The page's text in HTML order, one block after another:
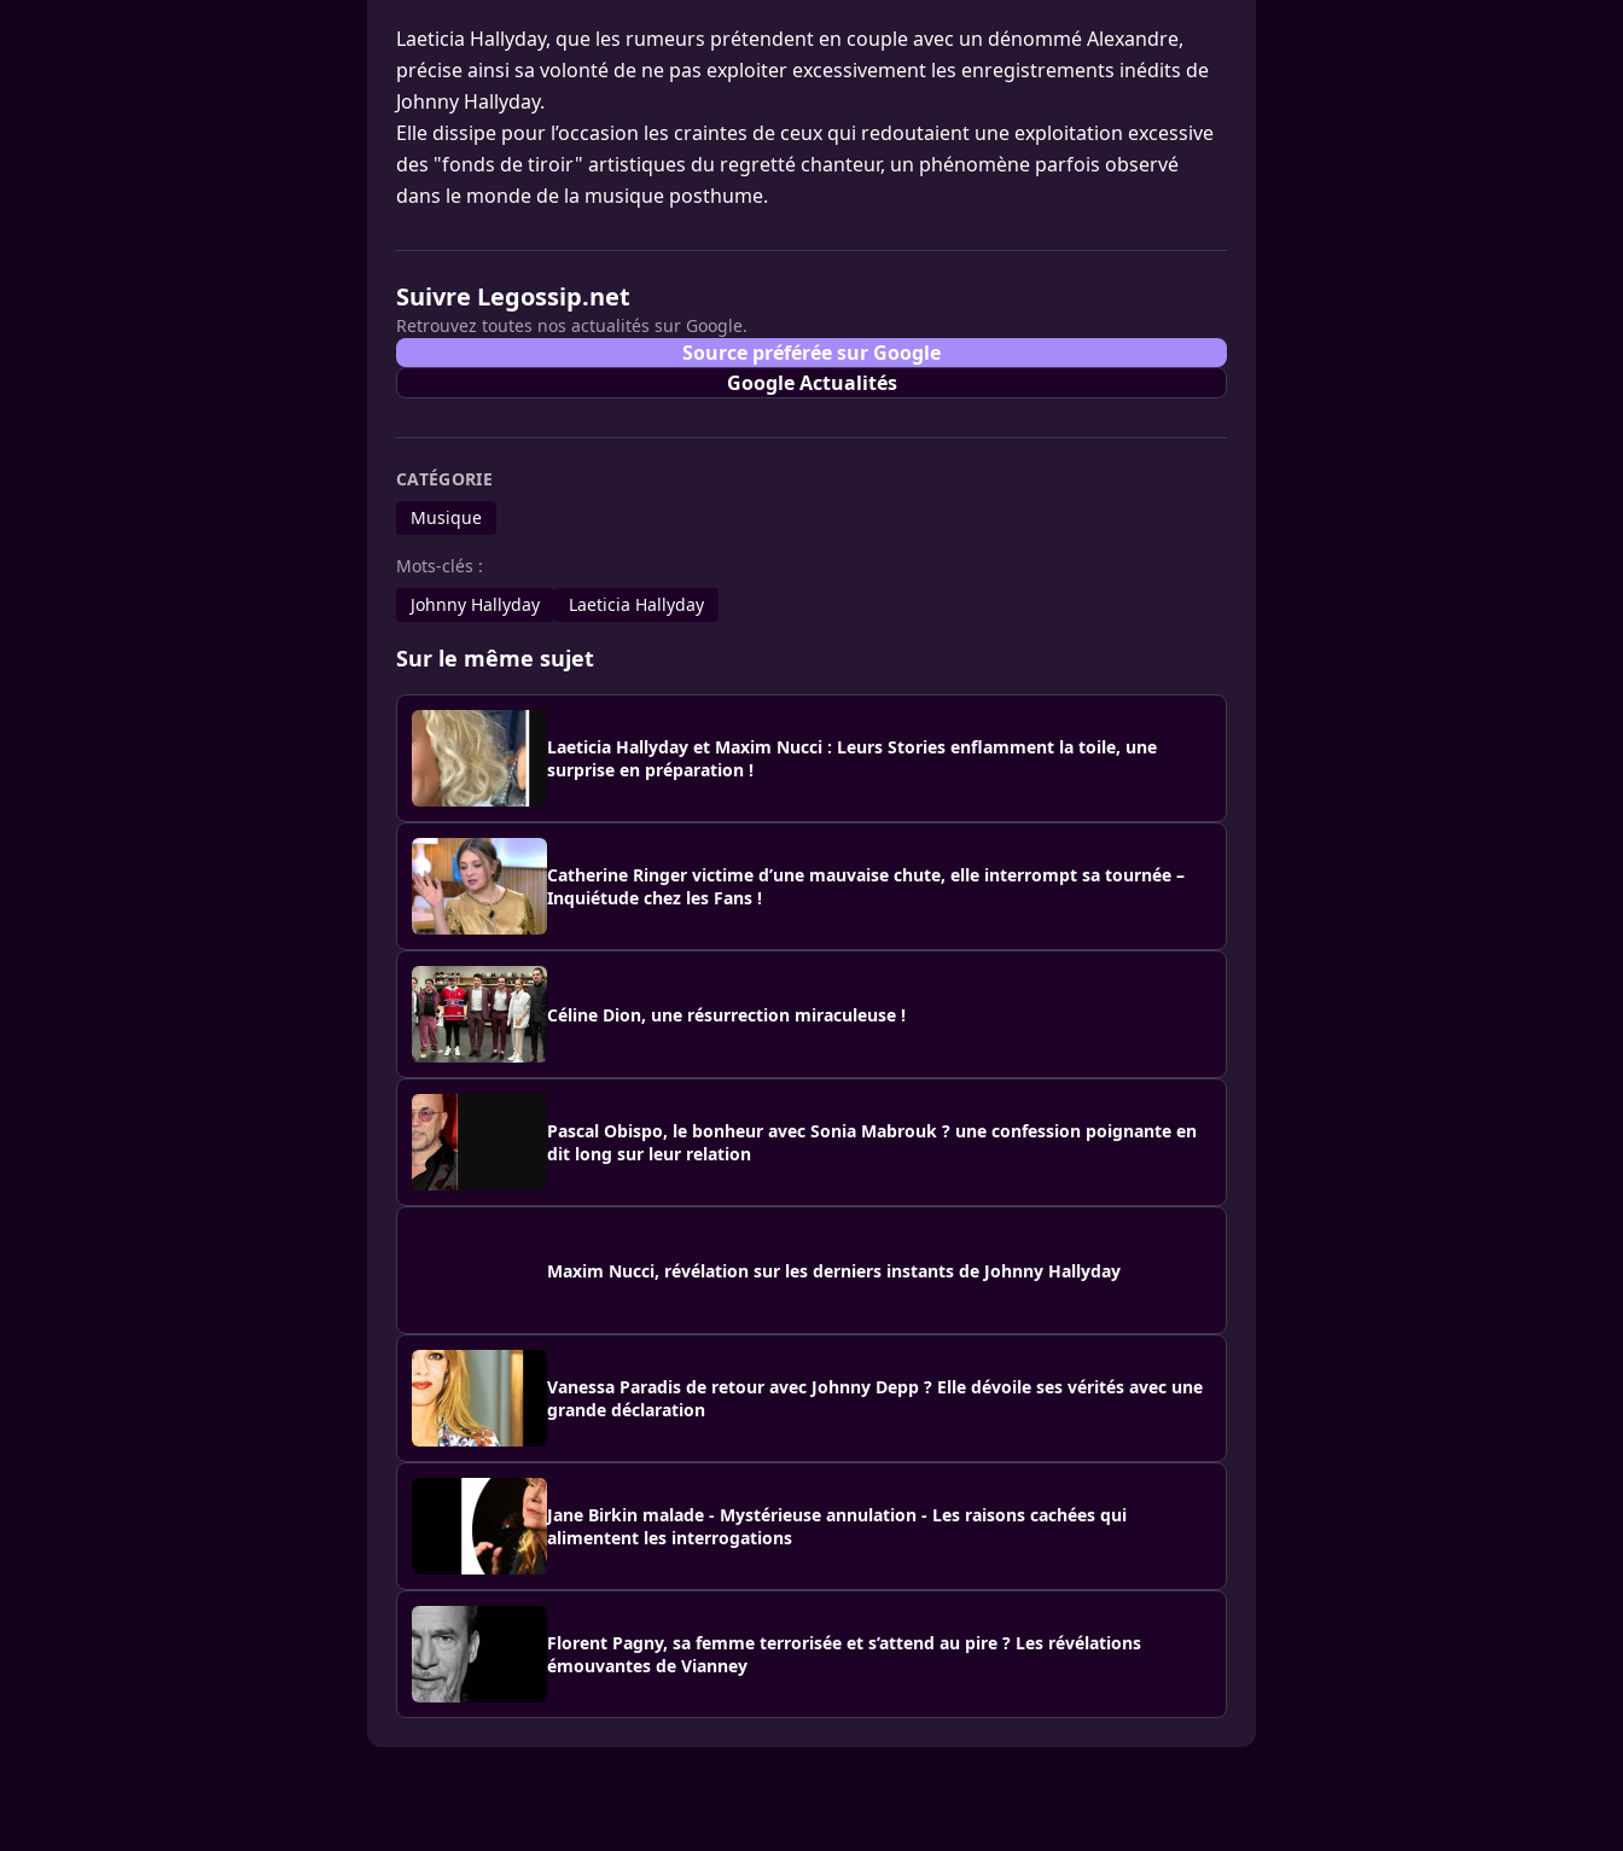
Laeticia Hallyday, que les rumeurs prétendent en couple avec un dénommé Alexandre,
précise ainsi sa volonté de ne pas exploiter excessivement les enregistrements inédits de
Johnny Hallyday.
Elle dissipe pour l’occasion les craintes de ceux qui redoutaient une exploitation excessive
des "fonds de tiroir" artistiques du regretté chanteur, un phénomène parfois observé
dans le monde de la musique posthume.
Suivre Legossip.net
Retrouvez toutes nos actualités sur Google.
Source préférée sur Google
Google Actualités
CATÉGORIE
Musique
Mots-clés :
Johnny Hallyday
Laeticia Hallyday
Sur le même sujet
Laeticia Hallyday et Maxim Nucci : Leurs Stories enflamment la toile, une
surprise en préparation !
Catherine Ringer victime d’une mauvaise chute, elle interrompt sa tournée –
Inquiétude chez les Fans !
Céline Dion, une résurrection miraculeuse !
Pascal Obispo, le bonheur avec Sonia Mabrouk ? une confession poignante en
dit long sur leur relation
Maxim Nucci, révélation sur les derniers instants de Johnny Hallyday
Vanessa Paradis de retour avec Johnny Depp ? Elle dévoile ses vérités avec une
grande déclaration
Jane Birkin malade - Mystérieuse annulation - Les raisons cachées qui
alimentent les interrogations
Florent Pagny, sa femme terrorisée et s’attend au pire ? Les révélations
émouvantes de Vianney